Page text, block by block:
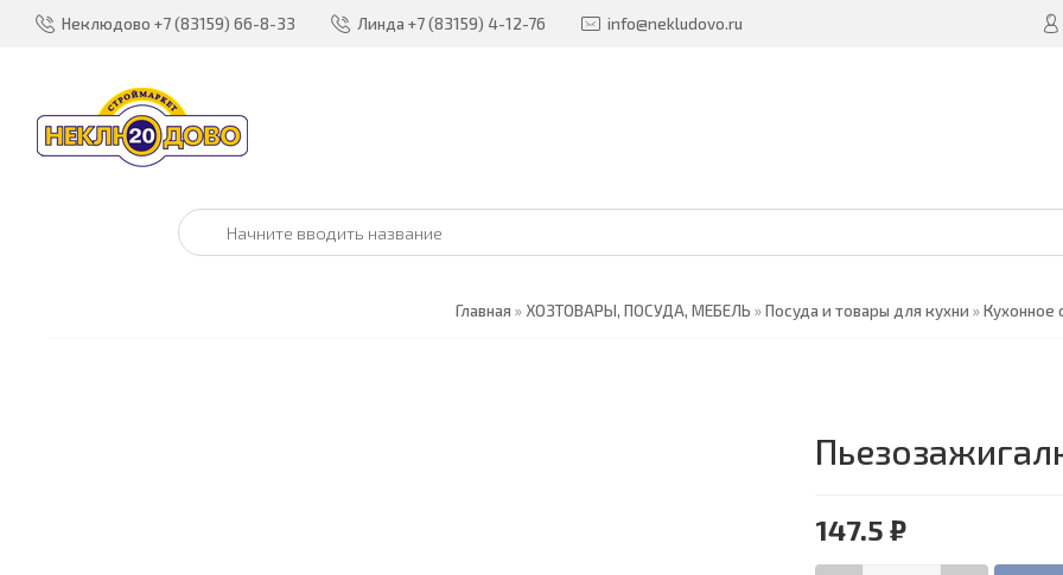
Неклюдово +7 (83159) 66-8-33 Линда +7 (83159) 4-12-76 info@nekludovo.ru
Главная » ХОЗТОВАРЫ, ПОСУДА, МЕБЕЛЬ »Посуда и товары для кухни »Кухонное
147.5 ₽